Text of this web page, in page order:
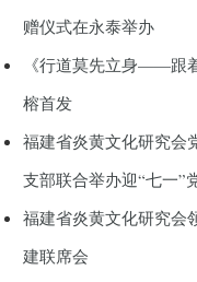
赠仪式在永泰举办
《行道莫先立身——跟
榕首发
福建省炎黄文化研究会
支部联合举办迎“七一”
福建省炎黄文化研究会
建联席会